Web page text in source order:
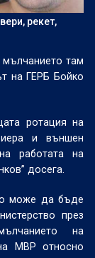
рекет,
мълчанието там
на ГЕРБ Бойко
ротация на
и външен
работата на
досега.
може да бъде
през
на
МВР относно